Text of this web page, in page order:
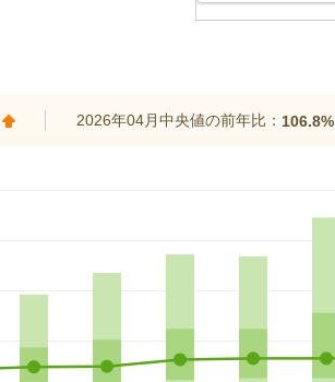
2026年04月中央値の前年比： 106.8%